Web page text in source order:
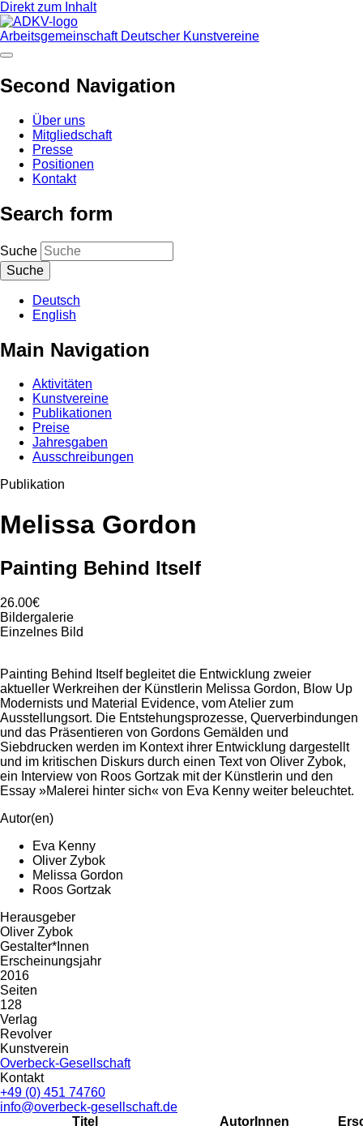
Direkt zum Inhalt
Arbeitsgemeinschaft Deutscher Kunstvereine
Second Navigation
Über uns
Mitgliedschaft
Presse
Positionen
Kontakt
Search form
Suche
Deutsch
English
Main Navigation
Aktivitäten
Kunstvereine
Publikationen
Preise
Jahresgaben
Ausschreibungen
Publikation
Melissa Gordon
Painting Behind Itself
26.00€
Bildergalerie
Einzelnes Bild
Painting Behind Itself begleitet die Entwicklung zweier
aktueller Werkreihen der Künstlerin Melissa Gordon, Blow Up
Modernists und Material Evidence, vom Atelier zum
Ausstellungsort. Die Entstehungsprozesse, Querverbindungen
und das Präsentieren von Gordons Gemälden und
Siebdrucken werden im Kontext ihrer Entwicklung dargestellt
und im kritischen Diskurs durch einen Text von Oliver Zybok,
ein Interview von Roos Gortzak mit der Künstlerin und den
Essay »Malerei hinter sich« von Eva Kenny weiter beleuchtet.
Autor(en)
Eva Kenny
Oliver Zybok
Melissa Gordon
Roos Gortzak
Herausgeber
Oliver Zybok
Gestalter*Innen
Erscheinungsjahr
2016
Seiten
128
Verlag
Revolver
Kunstverein
Overbeck-Gesellschaft
Kontakt
+49 (0) 451 74760
info@overbeck-gesellschaft.de
Titel
AutorInnen